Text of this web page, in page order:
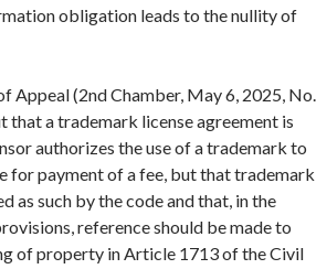
obligation leads to the nullity of
Appeal (2nd Chamber, May 6, 2025, No.
that a trademark license agreement is
authorizes the use of a trademark to
for payment of a fee, but that trademark
as such by the code and that, in the
reference should be made to
of property in Article 1713 of the Civil